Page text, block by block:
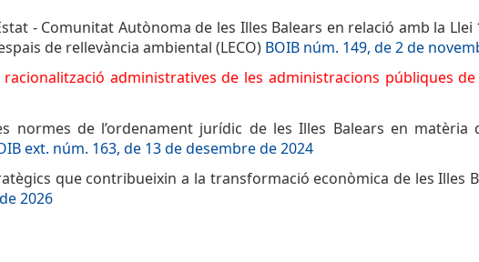
- Comunitat Autònoma de les Illes Balears en relació amb la
de rellevància ambiental (LECO) BOIB núm. 149, de 2 de
administratives de les administracions públiques de
de l’ordenament jurídic de les Illes Balears en matèria
ext. núm. 163, de 13 de desembre de 2024
que contribueixin a la transformació econòmica de les Illes
2026